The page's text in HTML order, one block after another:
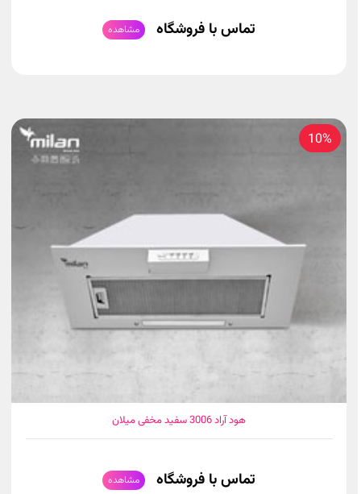
تماس با فروشگاه مشاهده
10%
هود آراد 3006 سفید مخفی میلان
تماس با فروشگاه مشاهده